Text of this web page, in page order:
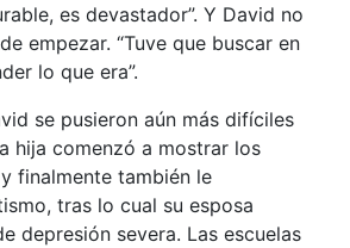
es devastador”. Y David no
empezar. “Tuve que buscar en
lo que era”.
se pusieron aún más difíciles
hija comenzó a mostrar los
finalmente también le
tras lo cual su esposa
depresión severa. Las escuelas